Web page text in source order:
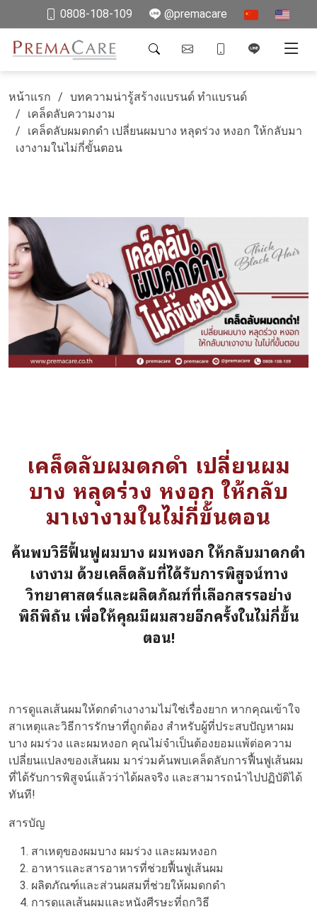
0808-108-109 @premacare
หน้าแรก
บทความน่ารู้สร้างแบรนด์ ทำแบรนด์
เคล็ดลับความงาม
เคล็ดลับผมดกดำ เปลี่ยนผมบาง หลุดร่วง หงอก ให้กลับมา
เงางามในไม่กี่ขั้นตอน
เคล็ดลับผมดกดำ เปลี่ยนผม
บาง หลุดร่วง หงอก ให้กลับ
มาเงางามในไม่กี่ขั้นตอน
ค้นพบวิธีฟื้นฟูผมบาง ผมหงอก ให้กลับมาดกดำ
เงางาม ด้วยเคล็ดลับที่ได้รับการพิสูจน์ทาง
วิทยาศาสตร์และผลิตภัณฑ์ที่เลือกสรรอย่าง
พิถีพิถัน เพื่อให้คุณมีผมสวยอีกครั้งในไม่กี่ขั้น
ตอน!
การดูแลเส้นผมให้ดกดำเงางามไม่ใช่เรื่องยาก หากคุณเข้าใจ
สาเหตุและวิธีการรักษาที่ถูกต้อง สำหรับผู้ที่ประสบปัญหาผม
บาง ผมร่วง และผมหงอก คุณไม่จำเป็นต้องยอมแพ้ต่อความ
เปลี่ยนแปลงของเส้นผม มาร่วมค้นพบเคล็ดลับการฟื้นฟูเส้นผม
ที่ได้รับการพิสูจน์แล้วว่าได้ผลจริง และสามารถนำไปปฏิบัติได้
ทันที!
สารบัญ
สาเหตุของผมบาง ผมร่วง และผมหงอก
อาหารและสารอาหารที่ช่วยฟื้นฟูเส้นผม
ผลิตภัณฑ์และส่วนผสมที่ช่วยให้ผมดกดำ
การดูแลเส้นผมและหนังศีรษะที่ถูกวิธี